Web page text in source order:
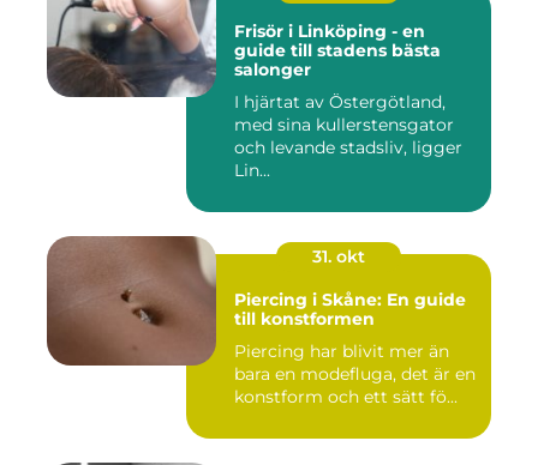
Frisör i Linköping - en
guide till stadens bästa
salonger
I hjärtat av Östergötland,
med sina kullerstensgator
och levande stadsliv, ligger
Lin...
31. okt
Piercing i Skåne: En guide
till konstformen
Piercing har blivit mer än
bara en modefluga, det är en
konstform och ett sätt fö...